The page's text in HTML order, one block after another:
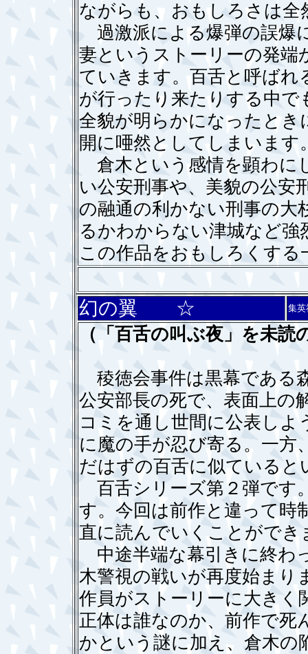
ながらも、おもしろさは全
過激派による爆弾の誤爆
妻というストーリーの発端
ていきます。百舌と呼ばれ
が行ったり来たりする中
全貌が明らかになったと
開に唖然としてしまいます
倉木という感情を顕わに
い公安刑事や、美貌の公安
の融通の利かない刑事の大
るかわからない津城など
この作品をおもしろくす
幻の翼 ☆ 集英
（「百舌の叫ぶ夜」を未
稜徳会事件は黒幕である
公安部長の死で、表面上の
コミを通し世間に公表し
に魔の手が忍び寄る。一方
だはずの百舌に似ていると
百舌シリーズ第２弾です
す。今回は前作と違って時
直に読んでいくことができ
中途半端な幕引きに終わ
木警視の戦いが再度始まり
作員がストーリーに大きく
正体は誰なのか、前作で死
かという謎に加え、倉木の